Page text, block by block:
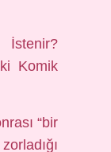
İstenir?
Komik
“bir